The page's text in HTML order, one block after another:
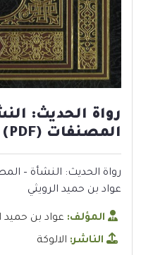
رواة الحديث:
المصنفات (PDF)
عواد بن حميد الرويثي
المؤلف: عواد بن حميد
الناشر: الالوكة